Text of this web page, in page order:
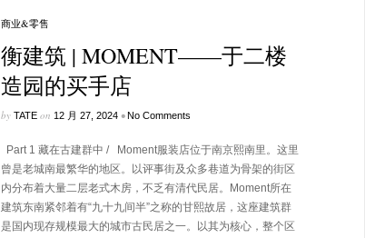
商业&零售
衡建筑 | MOMENT——于二楼
造园的买手店
by TATEon 12 月 27, 2024 •No Comments
Part 1 藏在古建群中 / Moment服装店位于南京熙南里。这里
曾是老城南最繁华的地区。以评事街及众多巷道为骨架的街区
内分布着大量二层老式木房，不乏有清代民居。Moment所在
建筑东南紧邻着有“九十九间半”之称的甘熙故居，这座建筑群
是国内现存规模最大的城市古民居之一。以其为核心，整个区